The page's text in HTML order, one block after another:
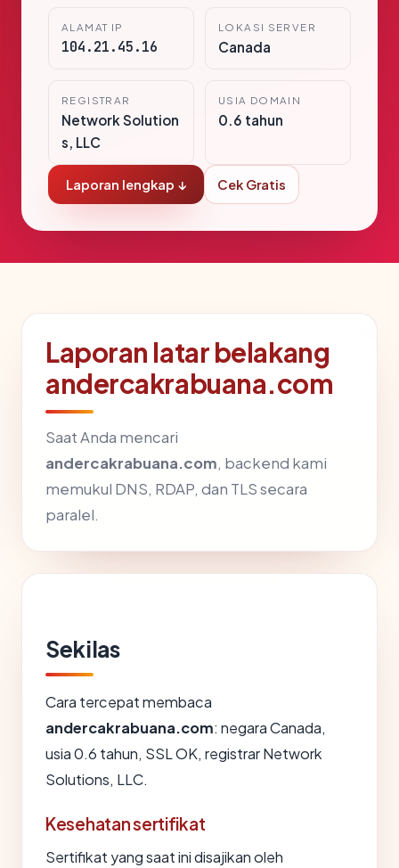
ALAMAT IP
104.21.45.16
LOKASI SERVER
Canada
REGISTRAR
Network Solution
s, LLC
USIA DOMAIN
0.6 tahun
Laporan lengkap ↓ Cek Gratis
Laporan latar belakang
andercakrabuana.com
Saat Anda mencari
andercakrabuana.com, backend kami
memukul DNS, RDAP, dan TLS secara
paralel.
Sekilas
Cara tercepat membaca
andercakrabuana.com: negara Canada,
usia 0.6 tahun, SSL OK, registrar Network
Solutions, LLC.
Kesehatan sertifikat
Sertifikat yang saat ini disajikan oleh